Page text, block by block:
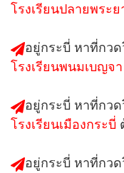
โรงเรียนปลายพระ
อยู่กระบี่ หาที่กว
โรงเรียนพนมเบญจา
อยู่กระบี่ หาที่กว
โรงเรียนเมืองกระบี่
อยู่กระบี่ หาที่กว